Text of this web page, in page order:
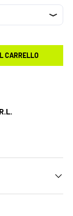
CARRELLO